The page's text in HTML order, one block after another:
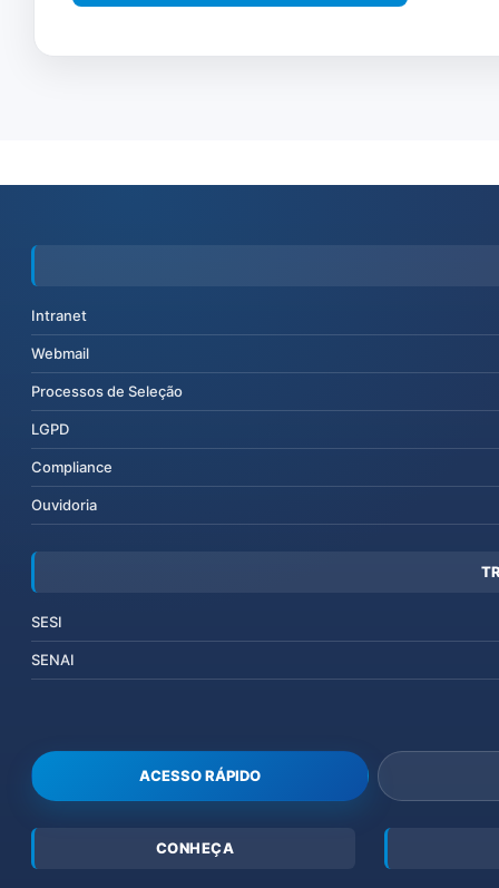
Intranet
Webmail
Processos de Seleção
LGPD
Compliance
Ouvidoria
SESI
SENAI
ACESSO RÁPIDO
CONHEÇA